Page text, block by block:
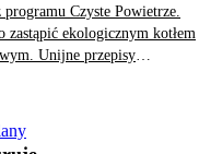
Czyste Powietrze.
zastąpić ekologicznym kotłem
Unijne przepisy